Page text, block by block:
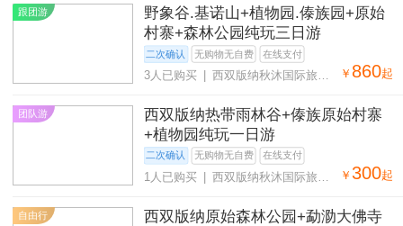
跟团游
野象谷.基诺山+植物园.傣族园+原始
村寨+森林公园纯玩三日游
二次确认 无购物无自费 在线支付
￥ 860起
3人已购买 | 西双版纳秋沐国际旅行
团队游
西双版纳热带雨林谷+傣族原始村寨
+植物园纯玩一日游
二次确认 无购物无自费 在线支付
￥ 300起
1人已购买 | 西双版纳秋沐国际旅行
自由行
西双版纳原始森林公园+勐泐大佛寺